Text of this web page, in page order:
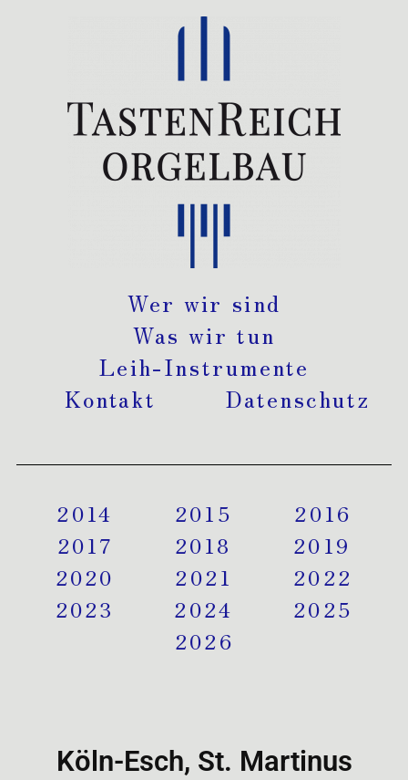
Wer wir sind
Was wir tun
Leih-Instrumente
Kontakt
Datenschutz
2014 2015
2016
2017
2018
2019
2020
2021
2022
2023
2024
2025
2026
Köln-Esch, St. Martinus